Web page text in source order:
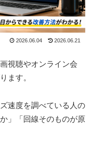
2026.06.04 2026.06.21
視聴やオンライン会
ます。
速度を調べている人の
」「回線そのものが原